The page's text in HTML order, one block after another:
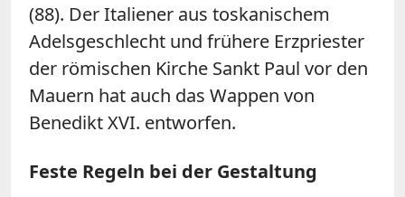
(88). Der Italiener aus toskanischem
Adelsgeschlecht und frühere Erzpriester
der römischen Kirche Sankt Paul vor den
Mauern hat auch das Wappen von
Benedikt XVI. entworfen.
Feste Regeln bei der Gestaltung